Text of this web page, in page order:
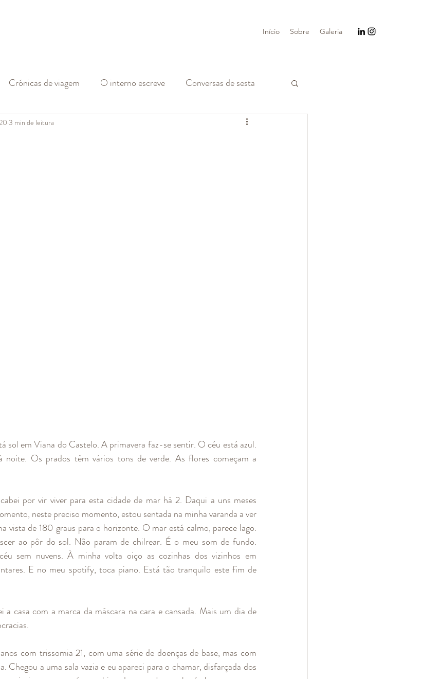
Início Sobre Galeria
Crónicas de viagem O interno escreve Conversas de sesta
3 min de leitura
sol em Viana do Castelo. A primavera faz-se sentir. O céu está azul.
noite. Os prados têm vários tons de verde. As flores começam a
por vir viver para esta cidade de mar há 2. Daqui a uns meses
neste preciso momento, estou sentada na minha varanda a ver
vista de 180 graus para o horizonte. O mar está calmo, parece lago.
ao pôr do sol. Não param de chilrear. É o meu som de fundo.
sem nuvens. À minha volta oiço as cozinhas dos vizinhos em
E no meu spotify, toca piano. Está tão tranquilo este fim de
casa com a marca da máscara na cara e cansada. Mais um dia de
com trissomia 21, com uma série de doenças de base, mas com
Chegou a uma sala vazia e eu apareci para o chamar, disfarçada dos